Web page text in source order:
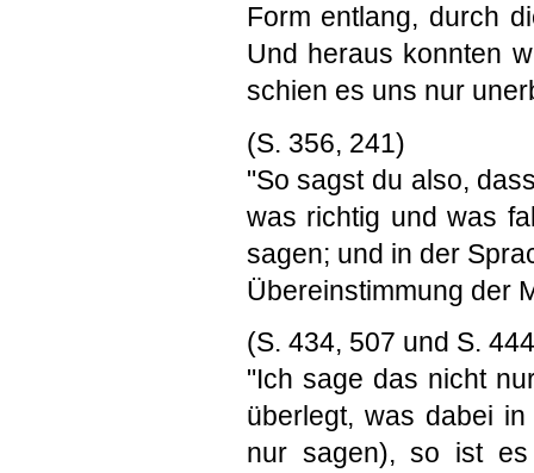
Form entlang, durch
Und heraus konnten
schien es uns nur
(S. 356, 241)
"So sagst du also,
was richtig und was
sagen; und in der
Übereinstimmung der
(S. 434, 507 und S.
"Ich sage das nicht
überlegt, was dabei
nur sagen), so ist